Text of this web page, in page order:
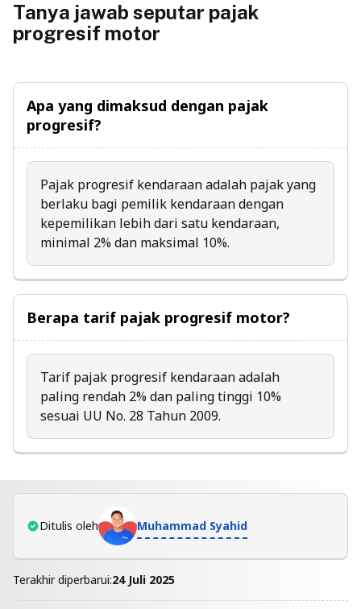
Tanya jawab seputar pajak
progresif motor
Apa yang dimaksud dengan pajak
progresif?
Pajak progresif kendaraan adalah pajak yang
berlaku bagi pemilik kendaraan dengan
kepemilikan lebih dari satu kendaraan,
minimal 2% dan maksimal 10%.
Berapa tarif pajak progresif motor?
Tarif pajak progresif kendaraan adalah
paling rendah 2% dan paling tinggi 10%
sesuai UU No. 28 Tahun 2009.
Ditulis oleh Muhammad Syahid
Terakhir diperbarui:24 Juli 2025